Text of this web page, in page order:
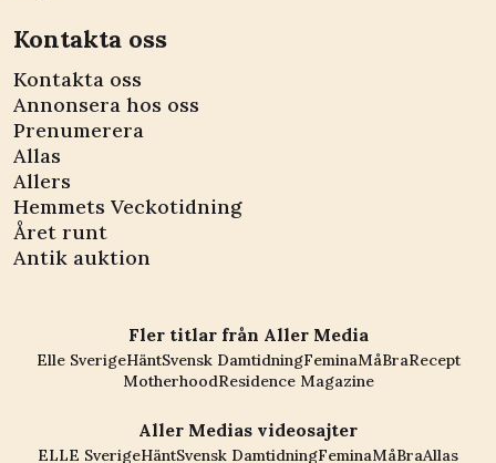
Kontakta oss
Kontakta oss
Annonsera hos oss
Prenumerera
Allas
Allers
Hemmets Veckotidning
Året runt
Antik auktion
Fler titlar från Aller Media
Elle SverigeHäntSvensk DamtidningFeminaMåBraRecept
MotherhoodResidence Magazine
Aller Medias videosajter
ELLE SverigeHäntSvensk DamtidningFeminaMåBraAllas